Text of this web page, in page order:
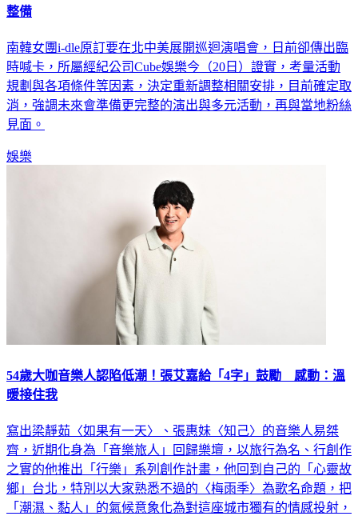
整備
南韓女團i-dle原訂要在北中美展開巡迴演唱會，日前卻傳出臨
時喊卡，所屬經紀公司Cube娛樂今（20日）證實，考量活動
規劃與各項條件等因素，決定重新調整相關安排，目前確定取
消，強調未來會準備更完整的演出與多元活動，再與當地粉絲
見面。
娛樂
54歲大咖音樂人認陷低潮！張艾嘉給「4字」鼓勵 感動：溫
暖接住我
寫出梁靜茹〈如果有一天〉、張惠妹〈知己〉的音樂人易桀
齊，近期化身為「音樂旅人」回歸樂壇，以旅行為名、行創作
之實的他推出「行樂」系列創作計畫，他回到自己的「心靈故
鄉」台北，特別以大家熟悉不過的〈梅雨季〉為歌名命題，把
「潮濕、黏人」的氣候意象化為對這座城市獨有的情感投射，